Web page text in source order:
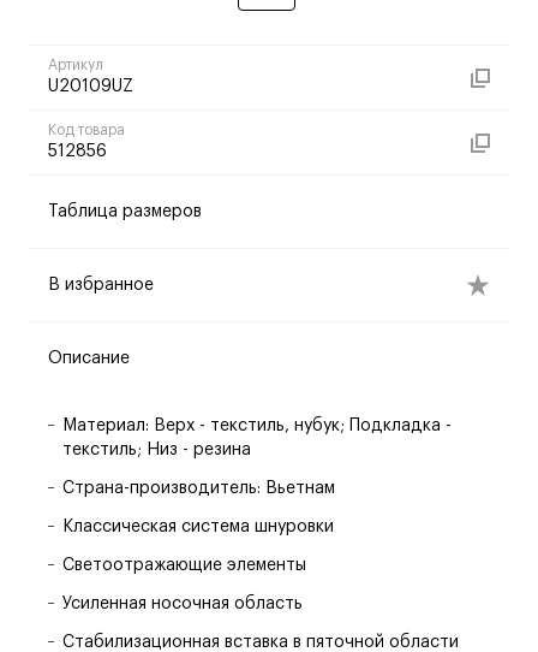
Артикул
U20109UZ
Код товара
512856
Таблица размеров
В избранное
Описание
Материал: Верх - текстиль, нубук; Подкладка -
текстиль; Низ - резина
Страна-производитель: Вьетнам
Классическая система шнуровки
Светоотражающие элементы
Усиленная носочная область
Стабилизационная вставка в пяточной области